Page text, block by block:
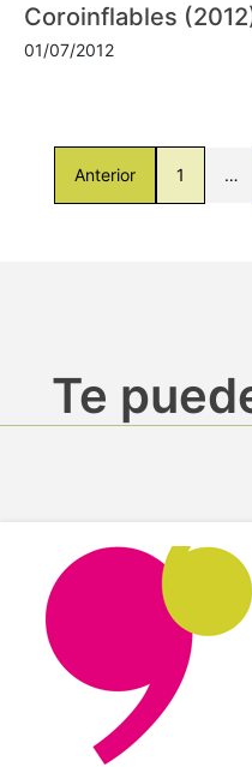
Coroinflables
01/07/2012
Anterior 1 …
Te